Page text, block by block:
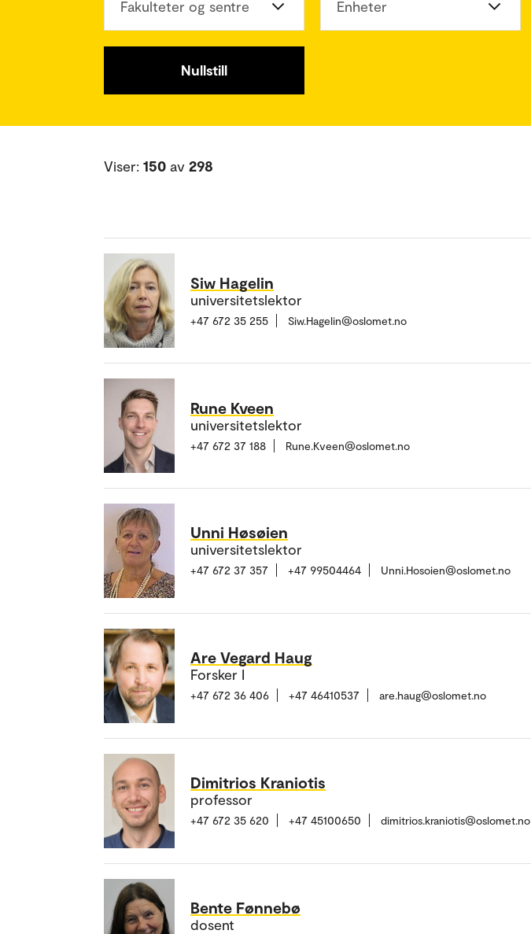
Fakulteter og sentre Enheter
Nullstill
Viser: 150 av 298
Siw Hagelin
universitetslektor
+47 672 35 255 Siw.Hagelin@oslomet.no
Rune Kveen
universitetslektor
+47 672 37 188 Rune.Kveen@oslomet.no
Unni Høsøien
universitetslektor
+47 672 37 357 +47 99504464 Unni.Hosoien@oslomet.no
Are Vegard Haug
Forsker I
+47 672 36 406 +47 46410537 are.haug@oslomet.no
Dimitrios Kraniotis
professor
+47 672 35 620 +47 45100650 dimitrios.kraniotis@oslomet.no
Bente Fønnebø
dosent